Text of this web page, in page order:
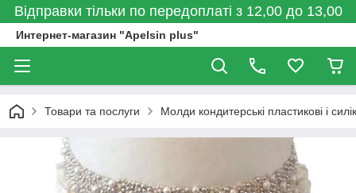
Відправки тільки по передоплаті з 12,00 до 13,00
Интернет-магазин "Apelsin plus"
Товари та послуги Молди кондитерські пластикові і